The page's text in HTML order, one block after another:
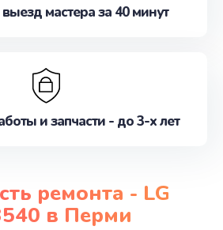
мастера за 40 минут
и запчасти - до 3-х лет
ремонта - LG
в Перми